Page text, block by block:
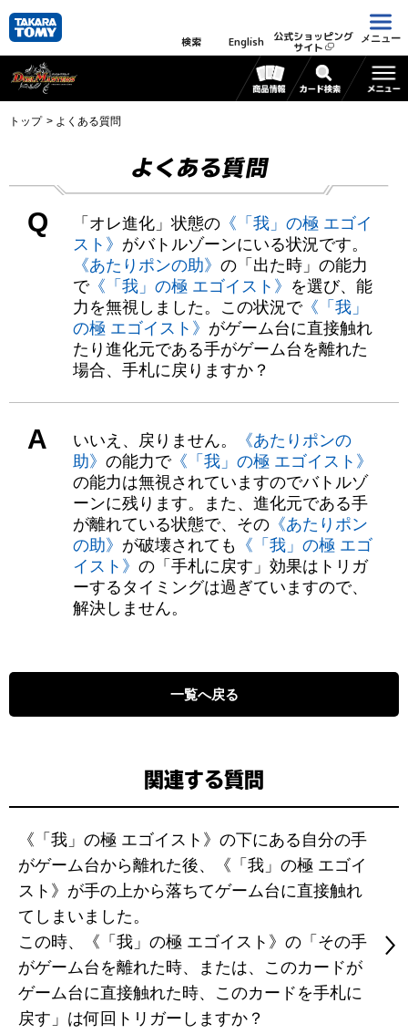
検索 English 公式ショッピング
サイト
メニュー
トップ よくある質問
よくある質問
Q 「オレ進化」状態の 《「我」の極 エゴイ
スト》 がバトルゾーンにいる状況です。
《あたりポンの助》 の「出た時」の能力
で《「我」の極 エゴイスト》 を選び、能
力を無視しました。この状況で《「我」
の極 エゴイスト》 がゲーム台に直接触れ
たり進化元である手がゲーム台を離れた
場合、手札に戻りますか？
A いいえ、戻りません。
《あたりポンの
助》 の能力で《「我」の極 エゴイスト》
の能力は無視されていますのでバトルゾ
ーンに残ります。また、進化元である手
が離れている状態で、その 《あたりポン
の助》 が破壊されても 《「我」の極 エゴ
イスト》 の「手札に戻す」効果はトリガ
ーするタイミングは過ぎていますので、
解決しません。
一覧へ戻る
関連する質問
《「我」の極 エゴイスト》の下にある自分の手
がゲーム台から離れた後、《「我」の極 エゴイ
スト》が手の上から落ちてゲーム台に直接触れ
てしまいました。
この時、《「我」の極 エゴイスト》の「その手
がゲーム台を離れた時、または、このカードが
ゲーム台に直接触れた時、このカードを手札に
戻す」は何回トリガーしますか？